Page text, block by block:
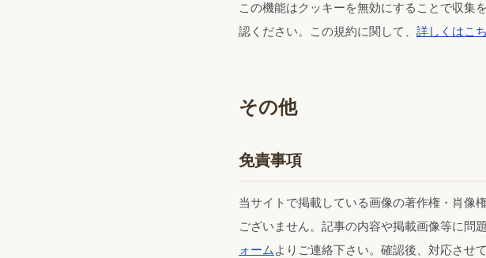
この機能はクッキーを無効にすることで収集
認ください。この規約に関して、 詳しくはこ
その他
免責事項
当サイトで掲載している画像の著作権・肖像
ございません。記事の内容や掲載画像等に問
ォームよりご連絡下さい。確認後、対応させて